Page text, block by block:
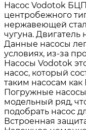
Насос Vodotok
центробежного
нержавеющей
чугуна. Двигатель
Данные насосы
условиях, из-за
Насосы Vodotok
насос, который
таким насосам как
Погружные
модельный ряд,
подобрать насос
Встроенная